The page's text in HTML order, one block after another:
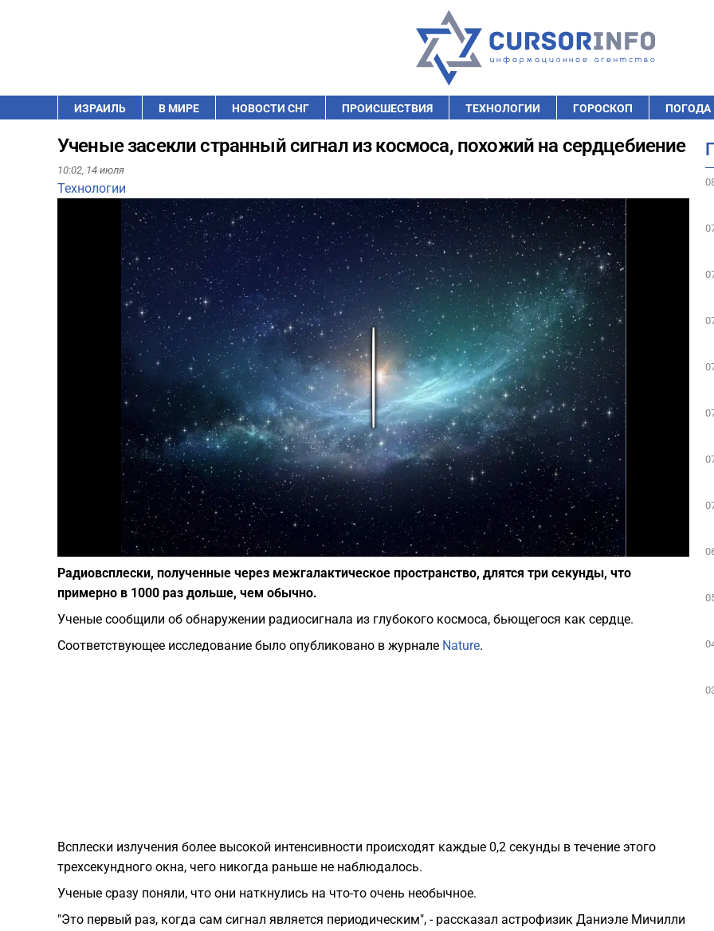
ИЗРАИЛЬ В МИРЕ НОВОСТИ СНГ ПРОИСШЕСТВИЯ ТЕХНОЛОГИИ ГОРОСКОП ПОГОДА
Ученые засекли странный сигнал из космоса, похожий на сердцебиение
10:02, 14 июля
Технологии
Play
Фото: canva.com
Радиовсплески, полученные через межгалактическое пространство, длятся три секунды, что
примерно в 1000 раз дольше, чем обычно.
Ученые сообщили об обнаружении радиосигнала из глубокого космоса, бьющегося как сердце.
Соответствующее исследование было опубликовано в журнале Nature.
Всплески излучения более высокой интенсивности происходят каждые 0,2 секунды в течение этого
трехсекундного окна, чего никогда раньше не наблюдалось.
Ученые сразу поняли, что они наткнулись на что-то очень необычное.
"Это первый раз, когда сам сигнал является периодическим", - рассказал астрофизик Даниэле Мичилли